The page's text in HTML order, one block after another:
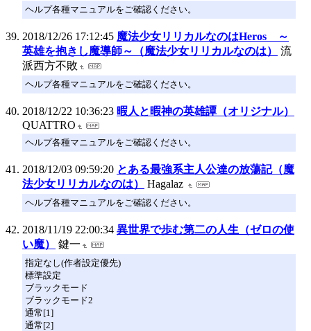
ヘルプ各種マニュアルをご確認ください。
2018/12/26 17:12:45 魔法少女リリカルなのはHeros ～
英雄を抱きし魔導師～（魔法少女リリカルなのは）
流
派西方不敗
ヘルプ各種マニュアルをご確認ください。
2018/12/22 10:36:23 暇人と暇神の英雄譚（オリジナル）
QUATTRO
ヘルプ各種マニュアルをご確認ください。
2018/12/03 09:59:20 とある最強系主人公達の放蕩記（魔
法少女リリカルなのは）
Hagalaz
ヘルプ各種マニュアルをご確認ください。
2018/11/19 22:00:34 異世界で歩む第二の人生（ゼロの使
い魔）
鍵一
指定なし(作者設定優先)
標準設定
ブラックモード
ブラックモード2
通常[1]
通常[2]